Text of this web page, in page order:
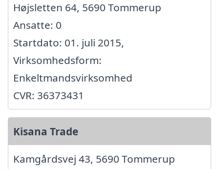
Højsletten 64, 5690 Tommerup
Ansatte: 0
Startdato: 01. juli 2015,
Virksomhedsform:
Enkeltmandsvirksomhed
CVR: 36373431
Kisana Trade
Kamgårdsvej 43, 5690 Tommerup